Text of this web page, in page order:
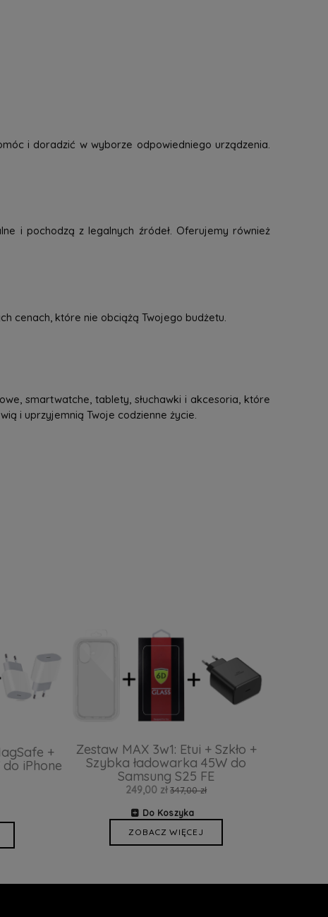
i doradzić w wyborze odpowiedniego urządzenia.
i pochodzą z legalnych źródeł. Oferujemy również
cenach, które nie obciążą Twojego budżetu.
smartwatche, tablety, słuchawki i akcesoria, które
i uprzyjemnią Twoje codzienne życie.
+
iPhone
Zestaw MAX 3w1: Etui + Szkło +
Szybka ładowarka 45W do
Samsung S25 FE
249,00 zł 347,00 zł
Do Koszyka
ZOBACZ WIĘCEJ